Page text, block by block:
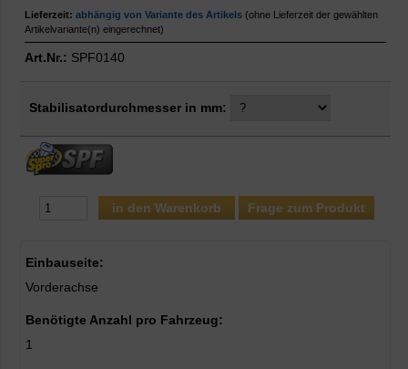
Lieferzeit: abhängig von Variante des Artikels (ohne Lieferzeit der gewählten
Artikelvariante(n) eingerechnet)
Art.Nr.: SPF0140
Stabilisatordurchmesser in mm:
Frage zum Produkt
Einbauseite:
Vorderachse
Benötigte Anzahl pro Fahrzeug:
1